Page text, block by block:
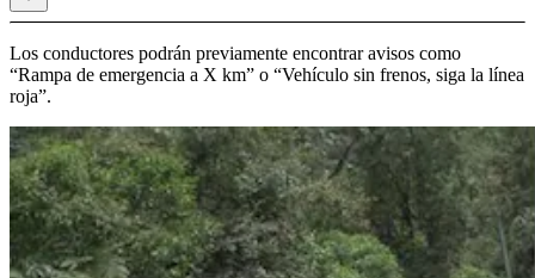
Los conductores podrán previamente encontrar avisos como
“Rampa de emergencia a X km” o “Vehículo sin frenos, siga la línea
roja”.